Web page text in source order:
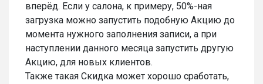
вперёд. Если у салона, к примеру, 50%-ная
загрузка можно запустить подобную Акцию до
момента нужного заполнения записи, а при
наступлении данного месяца запустить другую
Акцию, для новых клиентов.
Также такая Скидка может хорошо сработать,